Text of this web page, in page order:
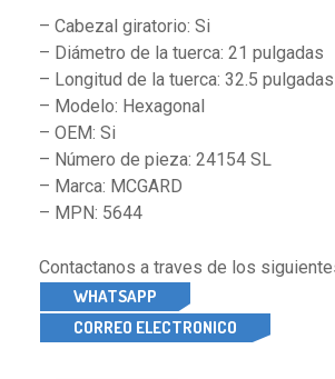
– Cabezal giratorio: Si
– Diámetro de la tuerca: 21 pulgadas
– Longitud de la tuerca: 32.5 pulgadas
– Modelo: Hexagonal
– OEM: Si
– Número de pieza: 24154 SL
– Marca: MCGARD
– MPN: 5644
Contactanos a traves de los
WHATSAPP
CORREO ELECTRONICO